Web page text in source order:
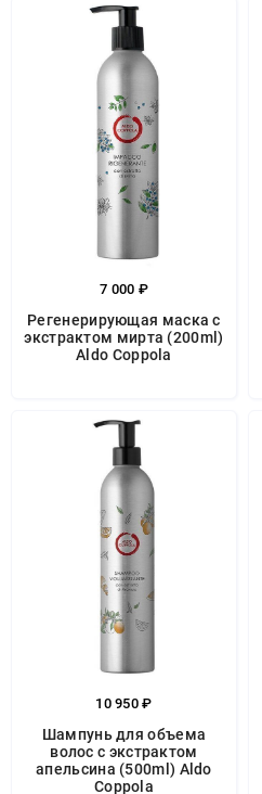
7 000 ₽
Регенерирующая маска с
экстрактом мирта (200ml)
Aldo Coppola
10 950 ₽
Шампунь для объема
волос с экстрактом
апельсина (500ml) Aldo
Coppola